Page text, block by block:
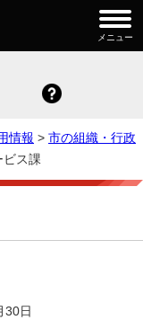
メニュー
情報 > 市の組織・行政
ス課
日